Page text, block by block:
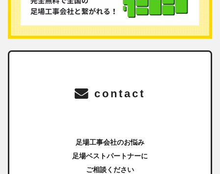
contact
足場工事会社のお悩み
足場ベストパートナーに
ご相談ください